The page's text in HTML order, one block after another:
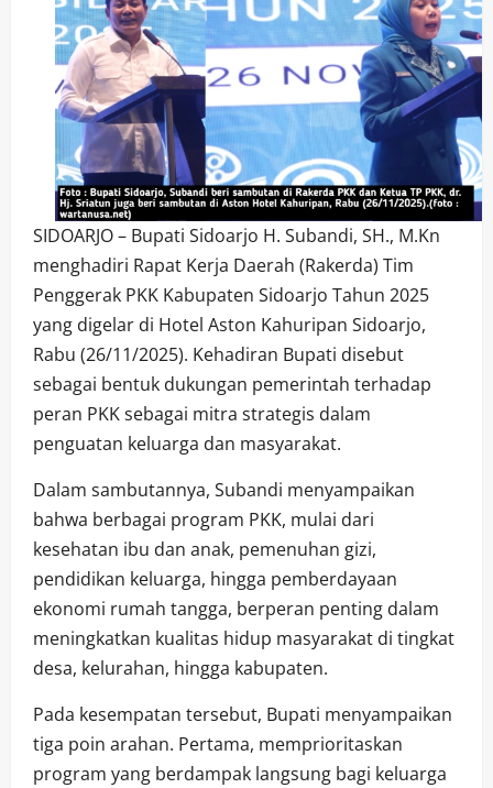
SIDOARJO – Bupati Sidoarjo H. Subandi, SH., M.Kn
menghadiri Rapat Kerja Daerah (Rakerda) Tim
Penggerak PKK Kabupaten Sidoarjo Tahun 2025
yang digelar di Hotel Aston Kahuripan Sidoarjo,
Rabu (26/11/2025). Kehadiran Bupati disebut
sebagai bentuk dukungan pemerintah terhadap
peran PKK sebagai mitra strategis dalam
penguatan keluarga dan masyarakat.
Dalam sambutannya, Subandi menyampaikan
bahwa berbagai program PKK, mulai dari
kesehatan ibu dan anak, pemenuhan gizi,
pendidikan keluarga, hingga pemberdayaan
ekonomi rumah tangga, berperan penting dalam
meningkatkan kualitas hidup masyarakat di tingkat
desa, kelurahan, hingga kabupaten.
Pada kesempatan tersebut, Bupati menyampaikan
tiga poin arahan. Pertama, memprioritaskan
program yang berdampak langsung bagi keluarga